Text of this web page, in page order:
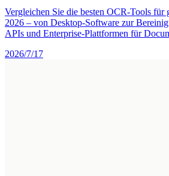
Vergleichen Sie die besten OCR-Tools für
2026 – von Desktop-Software zur
APIs und Enterprise-Plattformen für
2026/7/17